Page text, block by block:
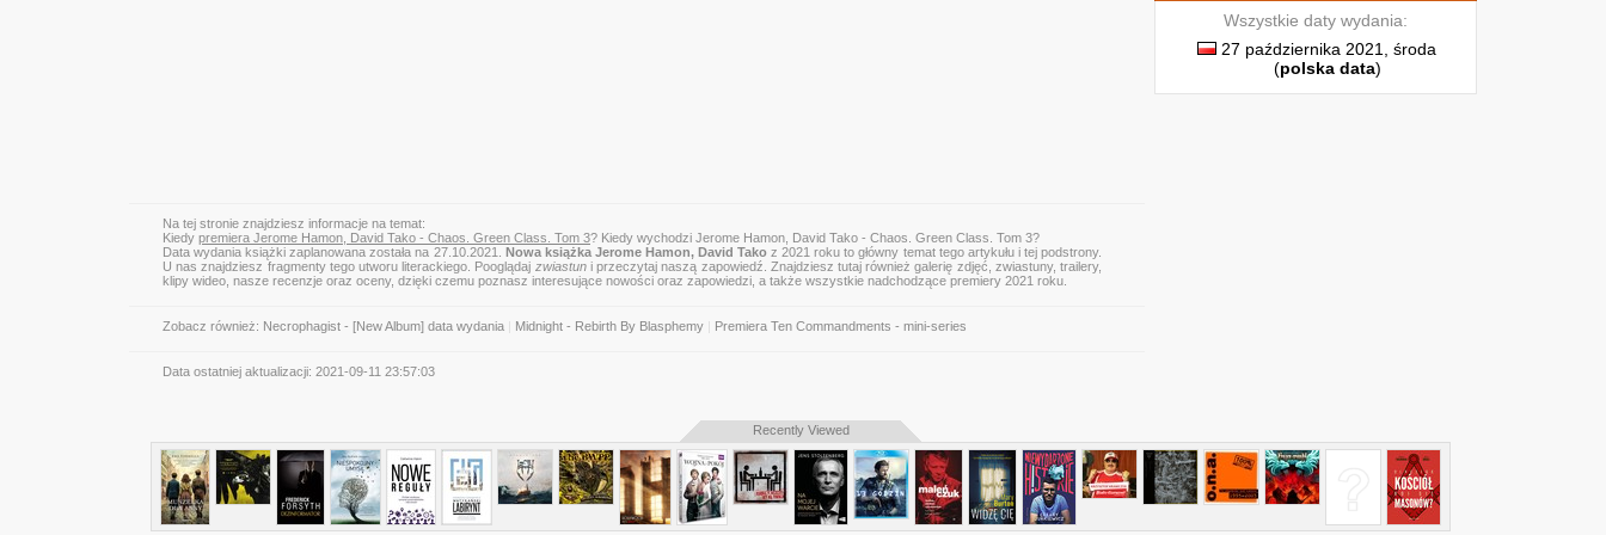
Na tej stronie znajdziesz informacje na temat:
Kiedy premiera Jerome Hamon, David Tako - Chaos. Green Class. Tom 3? Kiedy wychodzi Jerome Hamon, David Tako - Chaos. Green Class. Tom 3?
Data wydania książki zaplanowana została na 27.10.2021. Nowa książka Jerome Hamon, David Tako z 2021 roku to główny temat tego artykułu i tej podstrony.
U nas znajdziesz fragmenty tego utworu literackiego. Pooglądaj zwiastuni przeczytaj naszą zapowiedź. Znajdziesz tutaj również galerię zdjęć, zwiastuny, trailery,
klipy wideo, nasze recenzje oraz oceny, dzięki czemu poznasz interesujące nowości oraz zapowiedzi, a także wszystkie nadchodzące premiery 2021 roku.
Zobacz również: Necrophagist - [New Album] data wydania Midnight - Rebirth By Blasphemy Premiera Ten Commandments - mini-series
Data ostatniej aktualizacji: 2021-09-11 23:57:03
Wszystkie daty wydania:
27 października 2021, środa
(polska data)
Recently Viewed